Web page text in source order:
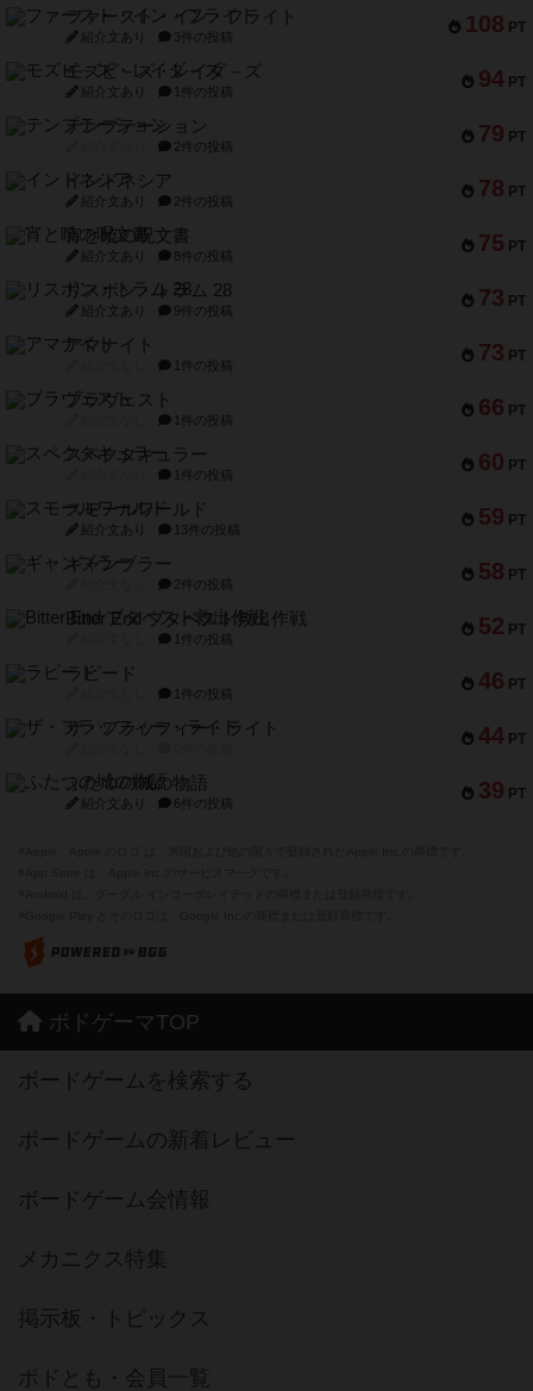
108 PT
ファースト・イン・フライト
紹介文あり 3件の投稿
94 PT
モズビ－ズ・レイダ－ズ
紹介文あり 1件の投稿
79 PT
テンプテーション
2件の投稿
78 PT
インドネシア
紹介文あり 2件の投稿
75 PT
宵と暁の呪文書
紹介文あり 8件の投稿
73 PT
リスボン・トラム 28
紹介文あり 9件の投稿
73 PT
アマナイト
1件の投稿
66 PT
ブラヴェスト
1件の投稿
60 PT
スペクタキュラー
1件の投稿
59 PT
スモールワールド
紹介文あり 13件の投稿
58 PT
ギャンブラー
2件の投稿
52 PT
Bitter End ブタペスト救出作戦
1件の投稿
46 PT
ラピード
1件の投稿
44 PT
ザ・フラッフィー・ライト
39 PT
ふたつの城の物語
紹介文あり 6件の投稿
ボドゲーマTOP
ボードゲームを検索する
ボードゲームの新着レビュー
ボードゲーム会情報
メカニクス特集
掲示板・トピックス
ボドとも・会員一覧